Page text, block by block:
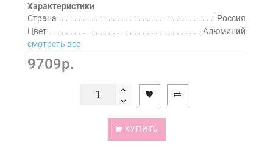
Характеристики
Страна
Россия
Цвет
Алюминий
смотреть все
9709р.
КУПИТЬ